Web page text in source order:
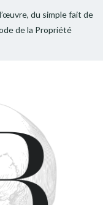
du simple fait de
de la Propriété